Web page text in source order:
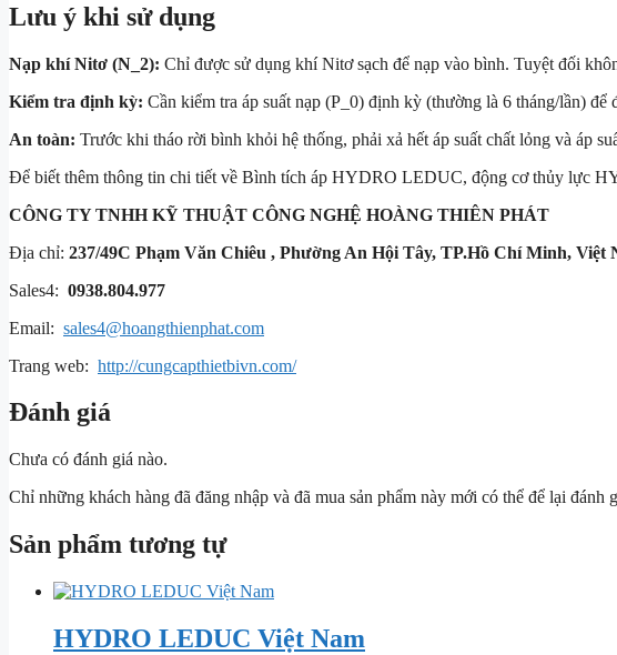
Lưu ý khi sử dụng
Nạp khí Nitơ (N_2): Chỉ được sử dụng khí Nitơ sạch để nạp vào bình. Tuyệt đối
Kiểm tra định kỳ: Cần kiểm tra áp suất nạp (P_0) định kỳ (thường là 6 tháng/lần) để
An toàn: Trước khi tháo rời bình khỏi hệ thống, phải xả hết áp suất chất lỏng và áp
Để biết thêm thông tin chi tiết về Bình tích áp HYDRO LEDUC, động cơ thủy lực
CÔNG TY TNHH KỸ THUẬT CÔNG NGHỆ HOÀNG THIÊN PHÁT
Địa chỉ: 237/49C Phạm Văn Chiêu , Phường An Hội Tây, TP.Hồ Chí Minh, Việt
Sales4: 0938.804.977
Email: sales4@hoangthienphat.com
Trang web: http://cungcapthietbivn.com/
Đánh giá
Chưa có đánh giá nào.
Chỉ những khách hàng đã đăng nhập và đã mua sản phẩm này mới có thể để lại đánh
Sản phẩm tương tự
HYDRO LEDUC Việt Nam